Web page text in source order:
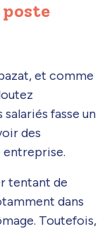
et comme
salariés fasse un
des
entreprise.
tentant de
dans
Toutefois,